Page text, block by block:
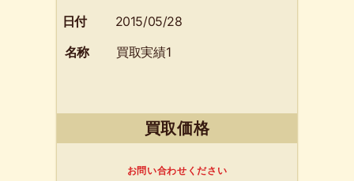
日付
2015/05/28
名称
買取実績1
買取価格
お問い合わせください